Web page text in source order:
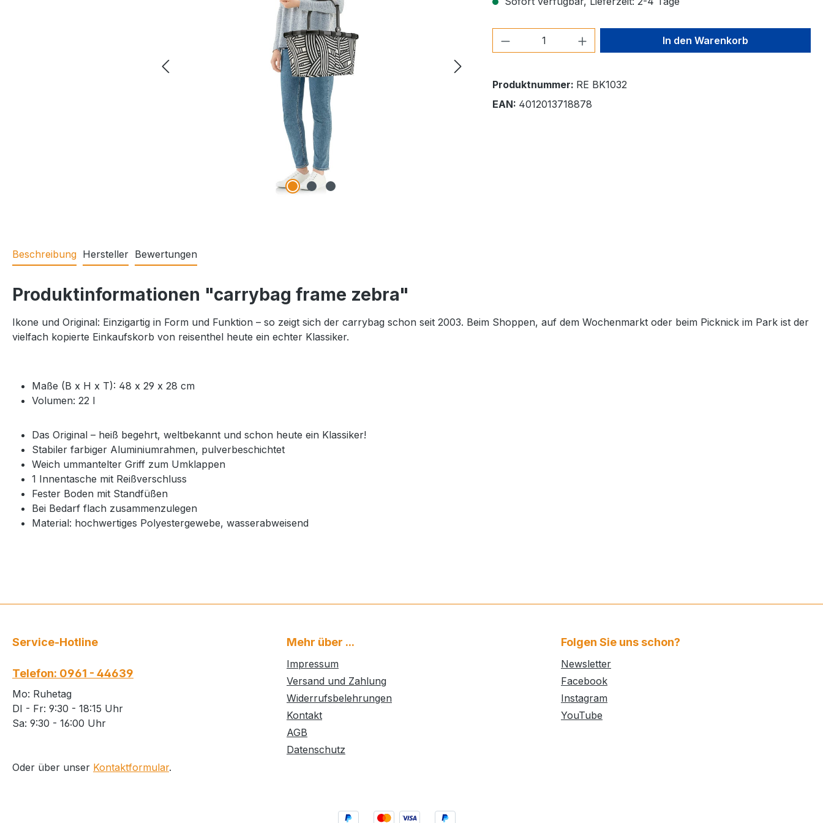
Produkt Anzahl: Gib den gewünschten Wert
In den Warenkorb
Produktnummer: RE BK1032
EAN: 4012013718878
Beschreibung Hersteller Bewertungen
Produktinformationen "carrybag frame zebra"
Ikone und Original: Einzigartig in Form und Funktion – so zeigt sich der carrybag schon seit 2003. Beim Shoppen, auf dem Wochenmarkt oder beim Picknick im Park ist der
vielfach kopierte Einkaufskorb von reisenthel heute ein echter Klassiker.
Maße (B x H x T): 48 x 29 x 28 cm
Volumen: 22 l
Das Original – heiß begehrt, weltbekannt und schon heute ein Klassiker!
Stabiler farbiger Aluminiumrahmen, pulverbeschichtet
Weich ummantelter Griff zum Umklappen
1 Innentasche mit Reißverschluss
Fester Boden mit Standfüßen
Bei Bedarf flach zusammenzulegen
Material: hochwertiges Polyestergewebe, wasserabweisend
Service-Hotline
Telefon: 0961 - 44639
Mo: Ruhetag
DI - Fr: 9:30 - 18:15 Uhr
Sa: 9:30 - 16:00 Uhr
Oder über unser Kontaktformular.
Mehr über ...
Impressum
Versand und Zahlung
Widerrufsbelehrungen
Kontakt
AGB
Datenschutz
Folgen Sie uns schon?
Newsletter
Facebook
Instagram
YouTube